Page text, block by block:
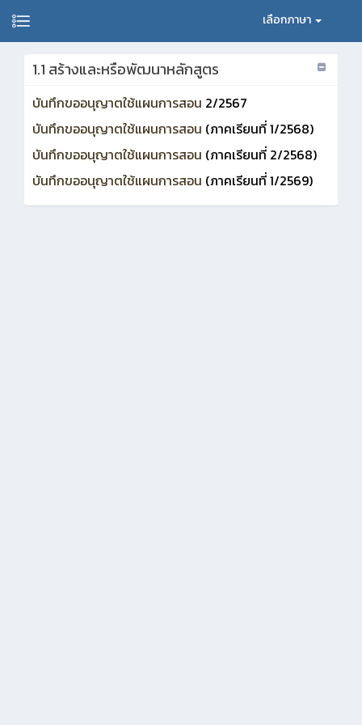
เลือกภาษา
1.1 สร้างและหรือพัฒนาหลักสูตร
บันทึกขออนุญาตใช้แผนการสอน 2/2567
บันทึกขออนุญาตใช้แผนการสอน (ภาคเรียนที่ 1/2568)
บันทึกขออนุญาตใช้แผนการสอน (ภาคเรียนที่ 2/2568)
บันทึกขออนุญาตใช้แผนการสอน (ภาคเรียนที่ 1/2569)